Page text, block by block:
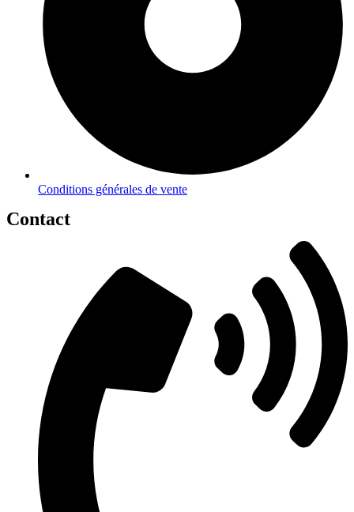
Conditions générales de vente
Contact